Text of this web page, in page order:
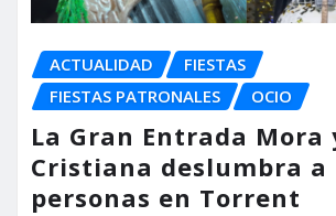
ACTUALIDAD
FIESTAS
FIESTAS PATRONALES
OCIO
La Gran Entrada Mora
Cristiana deslumbra a
personas en Torrent